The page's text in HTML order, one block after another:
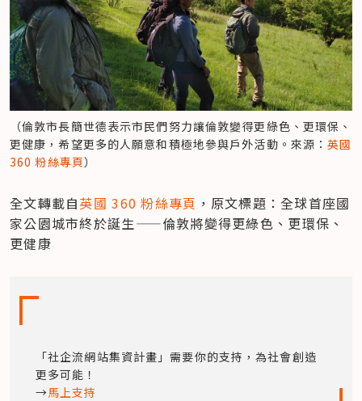
（倫敦市長簡世德表示市民們努力讓倫敦變得更綠色、更環保、
更健康，希望更多的人願意和積極地參與戶外活動。來源：英國
360 粉絲專頁）
全文轉載自英國 360 粉絲專頁 ，原文標題：全球首座國
家公園城市終於誕生——倫敦將變得更綠色、更環保、
更健康
「社企流網站集資計畫」需要你的支持，為社會創造
更多可能！
→馬上支持